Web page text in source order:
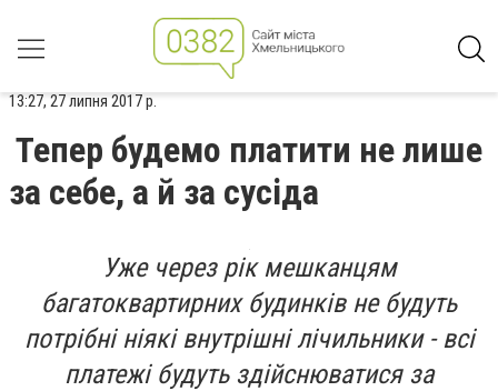
13:27, 27 липня 2017 р.
Тепер будемо платити не лише
за себе, а й за сусіда
Уже через рік мешканцям
багатоквартирних будинків не будуть
потрібні ніякі внутрішні лічильники - всі
платежі будуть здійснюватися за